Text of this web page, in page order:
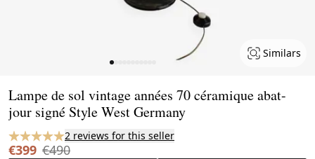
Similars
Lampe de sol vintage années 70 céramique abat-
jour signé Style West Germany
2 reviews for this seller
€399 €490